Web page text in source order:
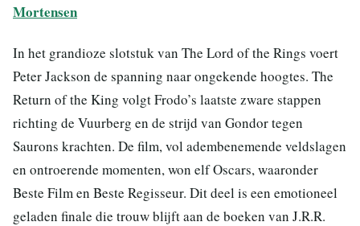
Mortensen
In het grandioze slotstuk van The Lord of the Rings voert
Peter Jackson de spanning naar ongekende hoogtes. The
Return of the King volgt Frodo’s laatste zware stappen
richting de Vuurberg en de strijd van Gondor tegen
Saurons krachten. De film, vol adembenemende veldslagen
en ontroerende momenten, won elf Oscars, waaronder
Beste Film en Beste Regisseur. Dit deel is een emotioneel
geladen finale die trouw blijft aan de boeken van J.R.R.